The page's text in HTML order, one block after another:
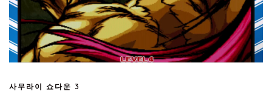
사무라이 쇼다운 3